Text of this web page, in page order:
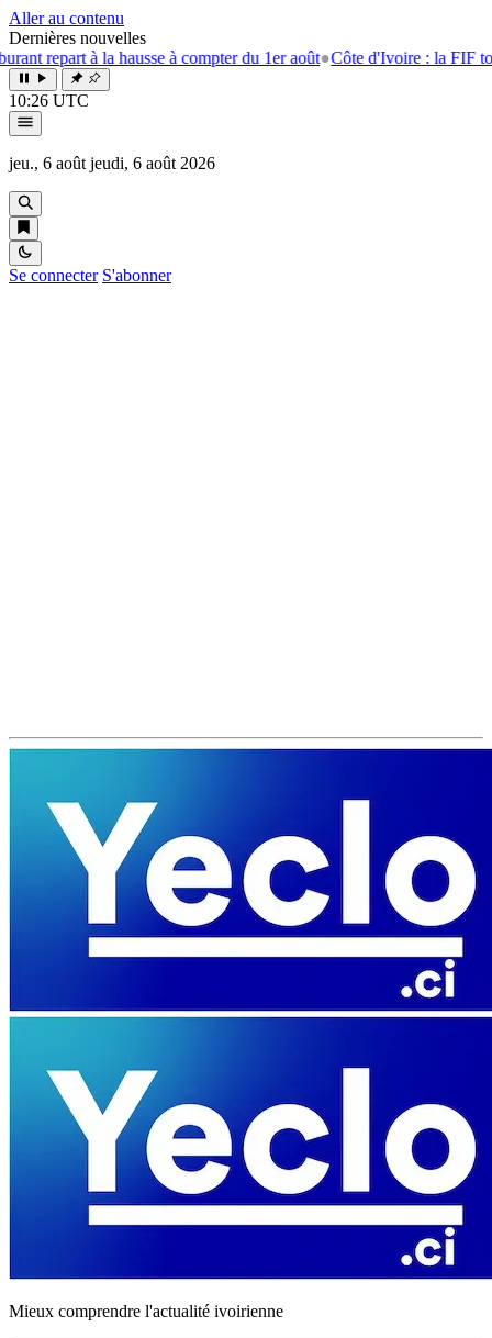
Aller au contenu
Dernières nouvelles
à la hausse à compter du 1er août ●Côte d'Ivoire : la FIF tourne la
10:26 UTC
jeu., 6 août jeudi, 6 août 2026
Se connecter S'abonner
Mieux comprendre l'actualité ivoirienne